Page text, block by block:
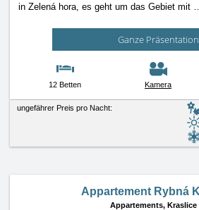
in Zelená hora, es geht um das Gebiet mit
Ganze Präsentation
12 Betten Kamera
ungefährer Preis pro Nacht:
Appartement Rybná
Appartements, Kraslice